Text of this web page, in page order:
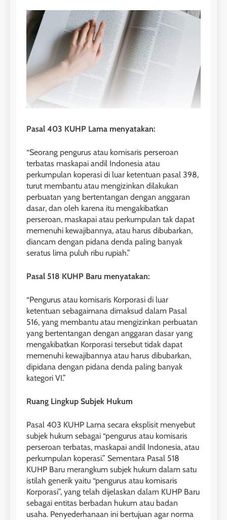
Pasal 403 KUHP Lama menyatakan:
“Seorang pengurus atau komisaris perseroan
terbatas maskapai andil Indonesia atau
perkumpulan koperasi di luar ketentuan pasal 398,
turut membantu atau mengizinkan dilakukan
perbuatan yang bertentangan dengan anggaran
dasar, dan oleh karena itu mengakibatkan
perseroan, maskapai atau perkumpulan tak dapat
memenuhi kewajibannya, atau harus dibubarkan,
diancam dengan pidana denda paling banyak
seratus lima puluh ribu rupiah.”
Pasal 518 KUHP Baru menyatakan:
“Pengurus atau komisaris Korporasi di luar
ketentuan sebagaimana dimaksud dalam Pasal
516, yang membantu atau mengizinkan perbuatan
yang bertentangan dengan anggaran dasar yang
mengakibatkan Korporasi tersebut tidak dapat
memenuhi kewajibannya atau harus dibubarkan,
dipidana dengan pidana denda paling banyak
kategori VI.”
Ruang Lingkup Subjek Hukum
Pasal 403 KUHP Lama secara eksplisit menyebut
subjek hukum sebagai “pengurus atau komisaris
perseroan terbatas, maskapai andil Indonesia, atau
perkumpulan koperasi.” Sementara Pasal 518
KUHP Baru merangkum subjek hukum dalam satu
istilah generik yaitu “pengurus atau komisaris
Korporasi”, yang telah dijelaskan dalam KUHP Baru
sebagai entitas berbadan hukum atau badan
usaha. Penyederhanaan ini bertujuan agar norma